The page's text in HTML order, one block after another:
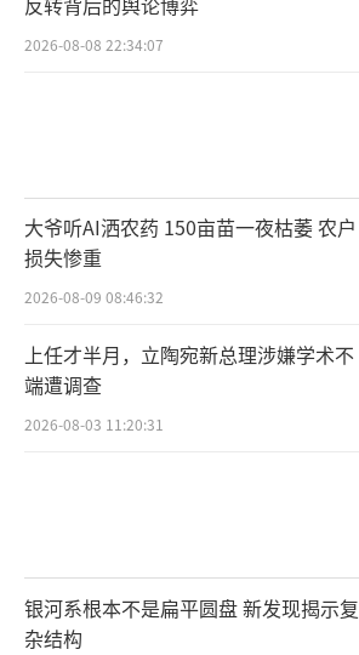
2026-08-08 22:34:07
大爷听AI洒农药 150亩苗一夜枯萎 农户
损失惨重
2026-08-09 08:46:32
上任才半月，立陶宛新总理涉嫌学术不
端遭调查
2026-08-03 11:20:31
银河系根本不是扁平圆盘 新发现揭示复
杂结构